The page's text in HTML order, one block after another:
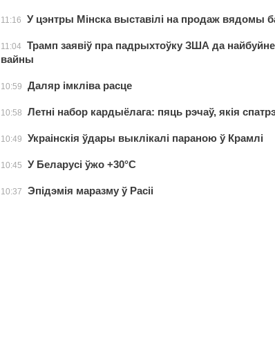
11:16 У цэнтры Мінска выставілі на продаж вядомы
11:04 Трамп заявіў пра падрыхтоўку ЗША да
вайны
10:59 Даляр імкліва расце
10:58 Летні набор кардыёлага: пяць рэчаў, якія
10:49 Украінскія ўдары выклікалі параною ў Крамлі
10:45 У Беларусі ўжо +30°С
10:37 Эпідэмія маразму ў Расіі